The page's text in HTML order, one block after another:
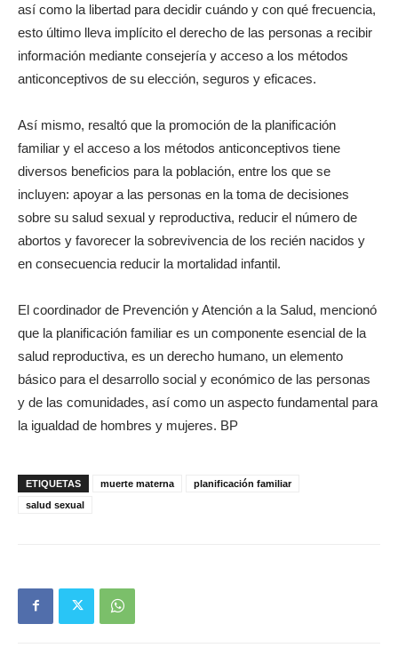
así como la libertad para decidir cuándo y con qué frecuencia,
esto último lleva implícito el derecho de las personas a recibir
información mediante consejería y acceso a los métodos
anticonceptivos de su elección, seguros y eficaces.
Así mismo, resaltó que la promoción de la planificación
familiar y el acceso a los métodos anticonceptivos tiene
diversos beneficios para la población, entre los que se
incluyen: apoyar a las personas en la toma de decisiones
sobre su salud sexual y reproductiva, reducir el número de
abortos y favorecer la sobrevivencia de los recién nacidos y
en consecuencia reducir la mortalidad infantil.
El coordinador de Prevención y Atención a la Salud, mencionó
que la planificación familiar es un componente esencial de la
salud reproductiva, es un derecho humano, un elemento
básico para el desarrollo social y económico de las personas
y de las comunidades, así como un aspecto fundamental para
la igualdad de hombres y mujeres. BP
ETIQUETAS muerte materna
planificación familiar
salud sexual